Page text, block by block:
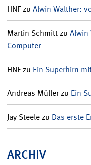
HNFzu Alwin Walther:
Martin Schmittzu Alwin
Computer
HNFzu Ein Superhirn
Andreas Müllerzu Ein
Jay Steelezu Das erste
ARCHIV